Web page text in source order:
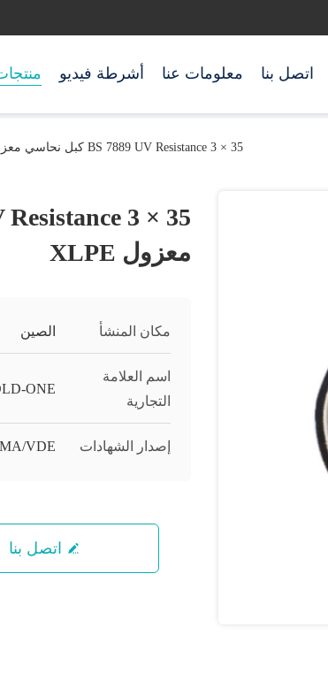
أشرطة فيديو معلومات عنا اتصل بنا
BS 7889 UV Resistance 3 × 35 كبل نحاسي معزول XLPE
معزول XLPE
مكان المنشأ الصين
اسم العلامة
التجارية
ONE
إصدار الشهادات VDE
اتصل بنا